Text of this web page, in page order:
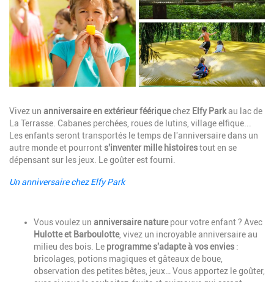
Description
Vivez un anniversaire en extérieur féériquechez Elfy Parkau lac de
La Terrasse. Cabanes perchées, roues de lutins, village elfique...
Les enfants seront transportés le temps de l'anniversaire dans un
autre monde et pourronts'inventer mille histoirestout en se
dépensant sur les jeux. Le goûter est fourni.
Un anniversaire chez Elfy Park
DescriptionVous voulez un anniversaire naturepour votre enfant ? Avec
Hulotte et Barboulotte, vivez un incroyable anniversaire au
milieu des bois. Le programme s'adapte à vos envies :
bricolages, potions magiques et gâteaux de boue,
observation des petites bêtes, jeux… Vous apportez le goûter,